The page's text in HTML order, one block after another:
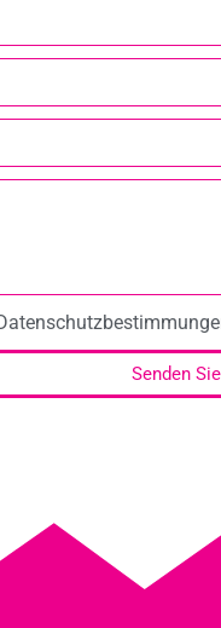
Senden Sie